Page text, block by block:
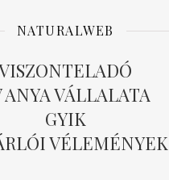
NATURALWEB
ANYA VÁLLALATA
GYIK
VÉLEMÉNYEK